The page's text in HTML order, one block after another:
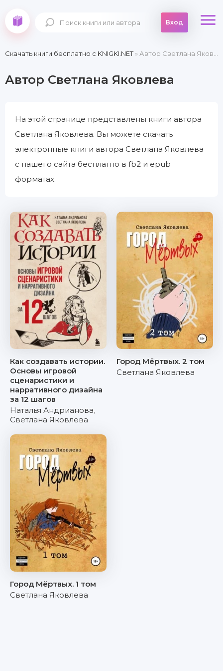
Вход
Скачать книги бесплатно c KNIGKI.NET» Автор Светлана Яковлева
Автор Светлана Яковлева
На этой странице представлены книги автора
Светлана Яковлева. Вы можете скачать
электронные книги автора Светлана Яковлева
с нашего сайта бесплатно в fb2 и epub
форматах.
Как создавать истории.
Основы игровой
сценаристики и
нарративного дизайна
за 12 шагов
Наталья Андрианова,
Светлана Яковлева
Город Мёртвых. 2 том
Светлана Яковлева
Город Мёртвых. 1 том
Светлана Яковлева